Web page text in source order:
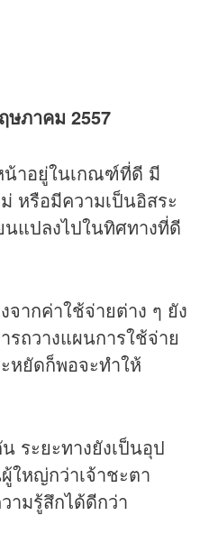
ษภาคม 2557
น้าอยู่ในเกณฑ์ที่ดี มี
หรือมีความเป็นอิสระ
แปลงไปในทิศทางที่ดี
จากค่าใช้จ่ายต่าง ๆ ยัง
รถวางแผนการใช้จ่าย
หยัดก็พอจะทำให้
ระยะทางยังเป็นอุป
ใหญ่กว่าเจ้าชะตา
ามรู้สึกได้ดีกว่า